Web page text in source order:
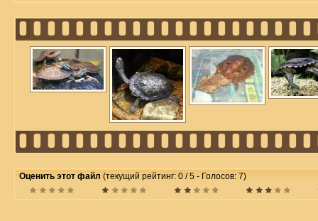
Оценить этот файл (текущий рейтинг: 0 / 5 - Голосов: 7)